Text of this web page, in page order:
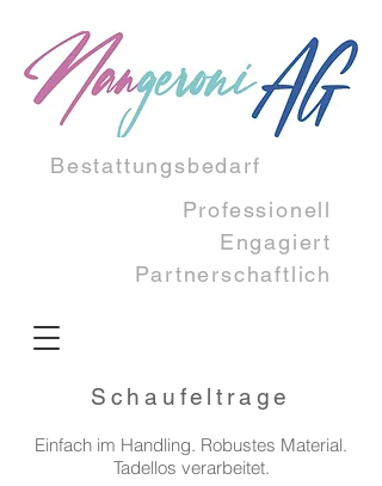
Professionell
Engagiert​
Partnerschaftlich
Bestattungsbedarf
Schaufeltrage
Einfach im Handling. Robustes Material.
Tadellos verarbeitet.